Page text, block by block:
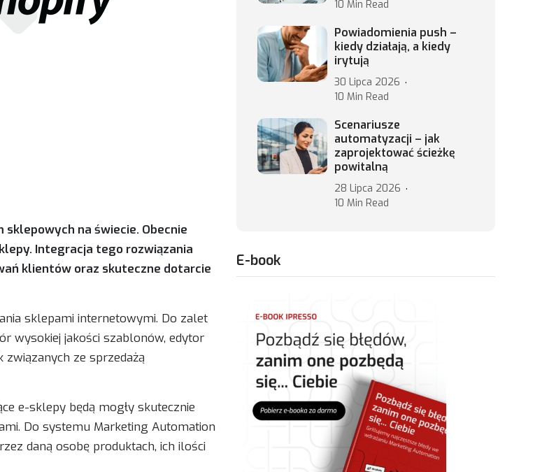
na świecie. Obecnie
Integracja tego rozwiązania
klientów oraz skuteczne dotarcie
sklepami internetowymi. Do zalet
wysokiej jakości szablonów, edytor
ze sprzedażą
e-sklepy będą mogły skutecznie
Do systemu Marketing Automation
daną osobę produktach, ich ilości
10 Min Read
Powiadomienia push –
kiedy działają, a kiedy
irytują
30 Lipca 2026
10 Min Read
Scenariusze
automatyzacji – jak
zaprojektować ścieżkę
powitalną
28 Lipca 2026
10 Min Read
E-book